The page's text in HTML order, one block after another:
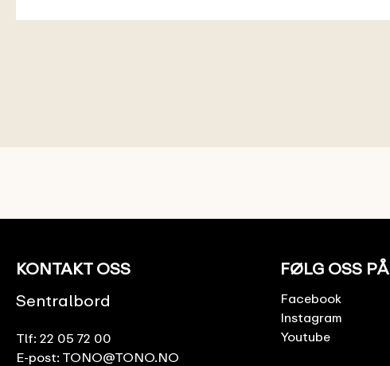
KONTAKT OSS
Sentralbord
Tlf: 22 05 72 00
E-post: TONO@TONO.NO
FØLG OSS PÅ
Facebook
Instagram
Youtube